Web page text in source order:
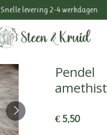
Snelle levering 2-4 werkdagen
Pendel
amethist
€ 5,50